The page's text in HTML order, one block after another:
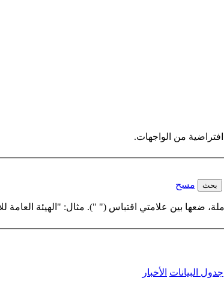
من الواجهات.
بحث مسح
ضعها بين علامتي اقتباس (" "). مثال: "الهيئة العامة
جدول البيانات الأخبار